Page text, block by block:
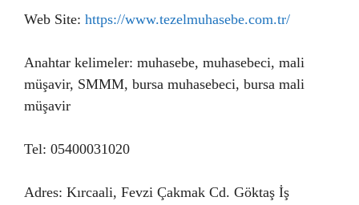
Web Site: https://www.tezelmuhasebe.com.tr/
Anahtar kelimeler: muhasebe, muhasebeci, mali
müşavir, SMMM, bursa muhasebeci, bursa mali
müşavir
Tel: 05400031020
Adres: Kırcaali, Fevzi Çakmak Cd. Göktaş İş